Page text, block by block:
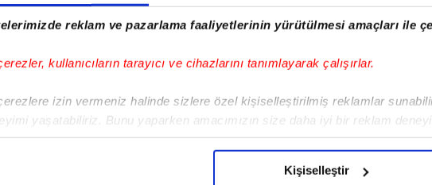
reklam ve pazarlama faaliyetlerinin yürütülmesi amaçları ile
kullanıcıların tarayıcı ve cihazlarını tanımlayarak çalışırlar.
izin vermeniz halinde sizlere özel kişiselleştirilmiş reklamlar
yaşatabiliriz. Bunu yaparken amacımızın size daha iyi bir reklam
sunabilmek adına elimizden gelen çabayı gösterdiğimizi ve bu noktada,
Kişiselleştir
Manşetleri Tüm Manşetler